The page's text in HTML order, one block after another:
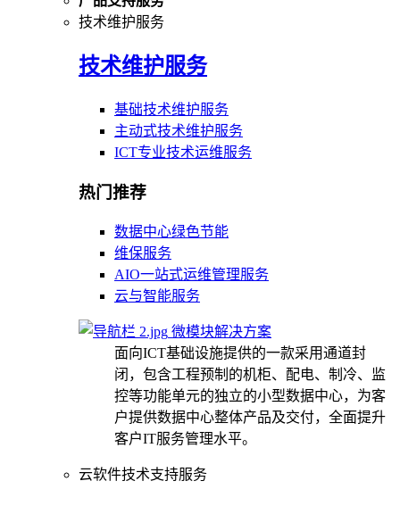
技术维护服务
技术维护服务
基础技术维护服务
主动式技术维护服务
ICT专业技术运维服务
热门推荐
数据中心绿色节能
维保服务
AIO一站式运维管理服务
云与智能服务
微模块解决方案
面向ICT基础设施提供的一款采用通道封
闭，包含工程预制的机柜、配电、制冷、监
控等功能单元的独立的小型数据中心，为客
户提供数据中心整体产品及交付，全面提升
客户IT服务管理水平。
云软件技术支持服务